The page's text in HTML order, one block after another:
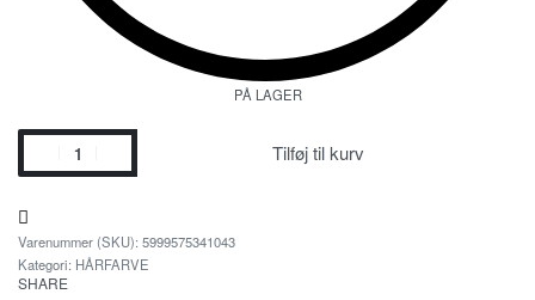
PÅ LAGER
Tilføj til kurv
5999575341043
Kategori: HÅRFARVE
SHARE